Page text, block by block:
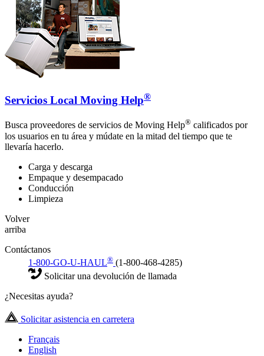
Servicios Local Moving Help®
Busca proveedores de servicios de Moving Help® calificados por
los usuarios en tu área y múdate en la mitad del tiempo que te
llevaría hacerlo.
Carga y descarga
Empaque y desempacado
Conducción
Limpieza
Volver
arriba
Contáctanos
1-800-GO-U-HAUL® (1-800-468-4285)
Solicitar una devolución de llamada
¿Necesitas ayuda?
Solicitar asistencia en carretera
Français
English